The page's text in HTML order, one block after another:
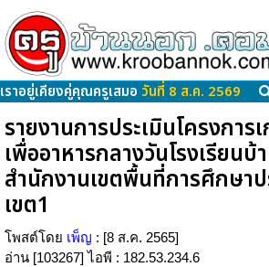
เราอยู่เคียงคู่คุณครูเสมอ วันที่ 8 ส.ค. 2569
รายงานการประเมินโครงกา
เพื่ออาหารกลางวันโรงเรียนบ้
สำนักงานเขตพื้นที่การศึกษา
เขต1
โพสต์โดย เพ็ญ : [8 ส.ค. 2565]
อ่าน [103267] ไอพี : 182.53.234.6